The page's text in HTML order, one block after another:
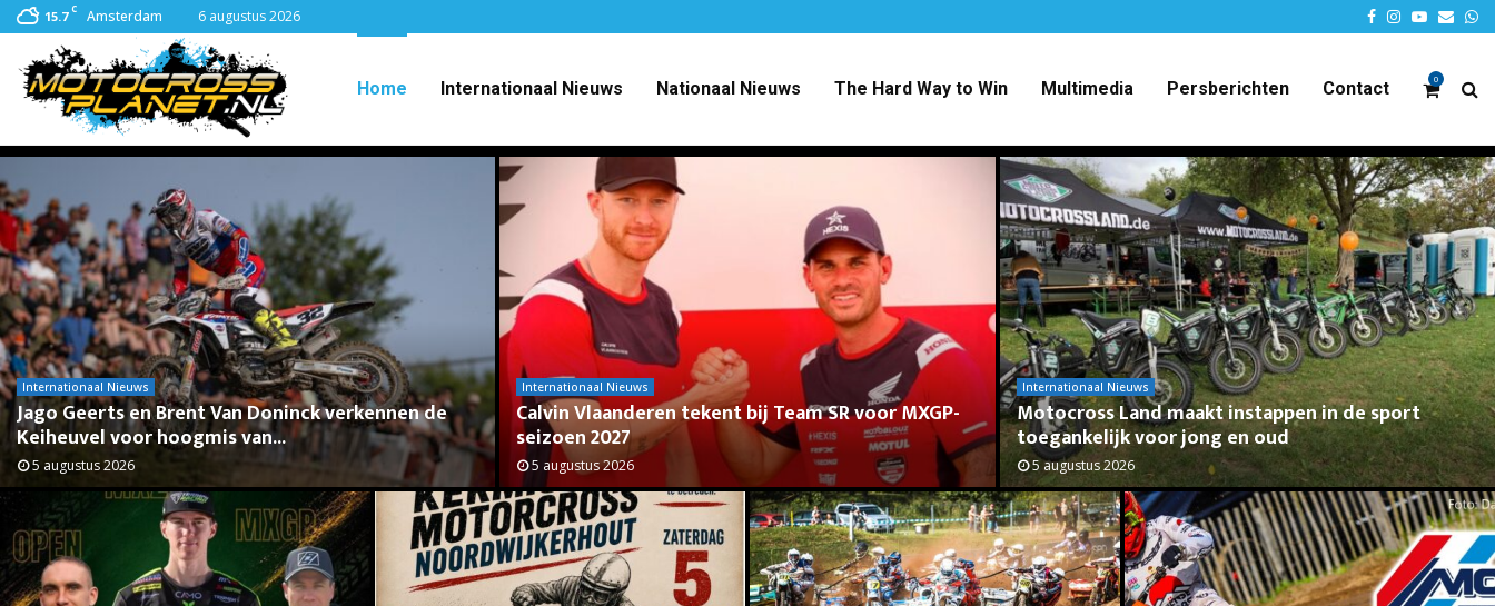
15.7 C Amsterdam 6 augustus 2026 Facebook
Instagram
Youtube
Email
0
Home Internationaal Nieuws Nationaal Nieuws The Hard Way to Win Multimedia Persberichten Contact
Internationaal Nieuws
Jago Geerts en Brent Van Doninck verkennen de
Keiheuvel voor hoogmis van...
5 augustus 2026
Internationaal Nieuws
Calvin Vlaanderen tekent bij Team SR voor MXGP-
seizoen 2027
5 augustus 2026
Internationaal Nieuws
Motocross Land maakt instappen in de sport
toegankelijk voor jong en oud
5 augustus 2026